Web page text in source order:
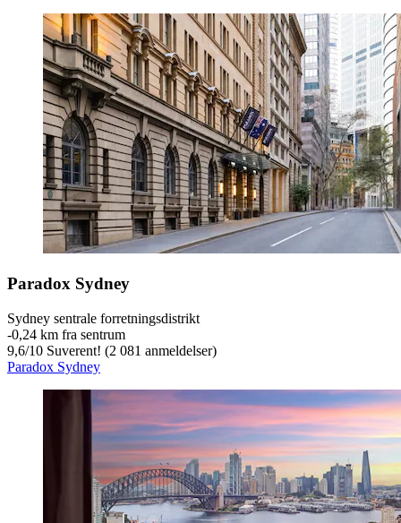
Paradox Sydney
Sydney sentrale forretningsdistrikt
‐0,24 km fra sentrum
9,6/10 Suverent! (2 081 anmeldelser)
Paradox Sydney